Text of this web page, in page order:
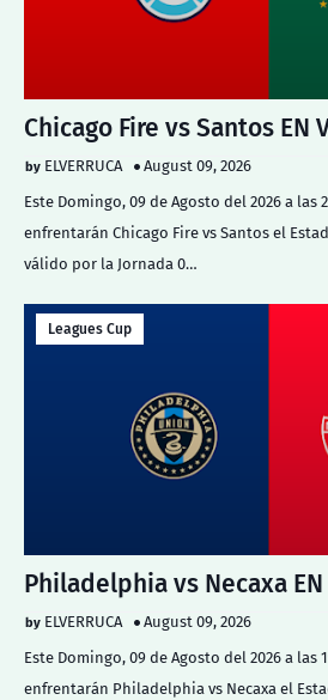
Chicago Fire vs Santos EN
ELVERRUCA
August 09, 2026
Este Domingo, 09 de Agosto del 2026 a las
enfrentarán Chicago Fire vs Santos el
válido por la Jornada 0…
Leagues Cup
Philadelphia vs Necaxa EN
ELVERRUCA
August 09, 2026
Este Domingo, 09 de Agosto del 2026 a las
enfrentarán Philadelphia vs Necaxa el